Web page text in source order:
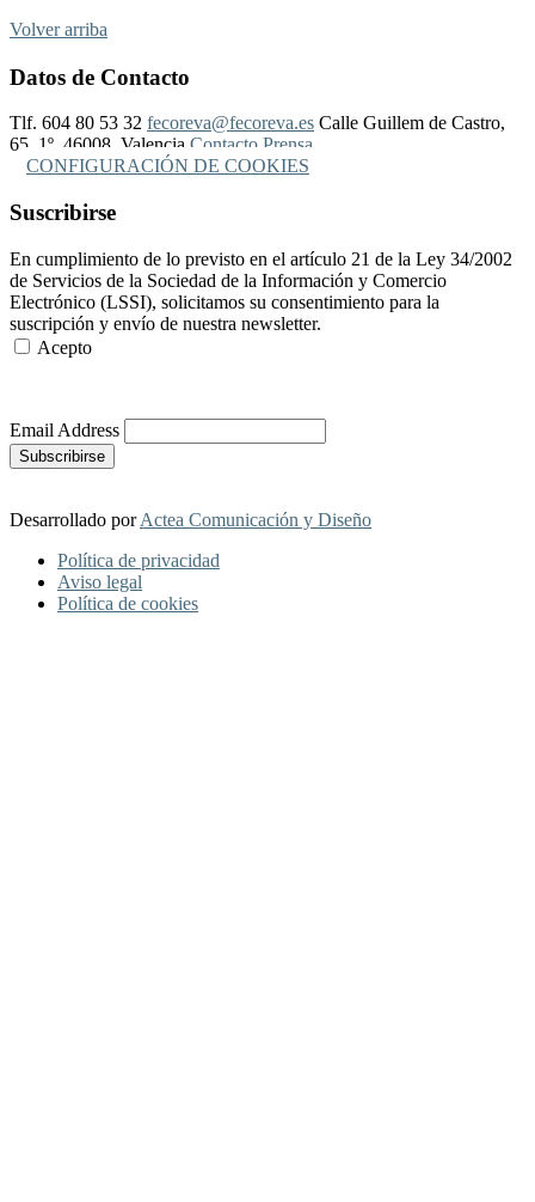
Volver arriba
Datos de Contacto
Tlf. 604 80 53 32 fecoreva@fecoreva.es Calle Guillem de Castro,
65, 1º, 46008, Valencia Contacto Prensa
CONFIGURACIÓN DE COOKIES
Suscribirse
En cumplimiento de lo previsto en el artículo 21 de la Ley 34/2002
de Servicios de la Sociedad de la Información y Comercio
Electrónico (LSSI), solicitamos su consentimiento para la
suscripción y envío de nuestra newsletter.
Acepto
Email Address
Desarrollado porActea Comunicación y Diseño
Política de privacidad
Aviso legal
Política de cookies